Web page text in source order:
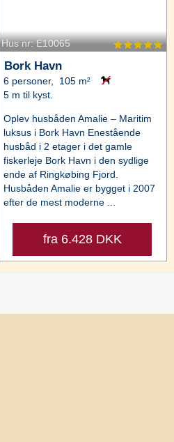
Hus nr: E10065
Bork Havn
6 personer, 105 m²
5 m til kyst.
Oplev husbåden Amalie – Maritim
luksus i Bork Havn Enestående
husbåd i 2 etager i det gamle
fiskerleje Bork Havn i den sydlige
ende af Ringkøbing Fjord.
Husbåden Amalie er bygget i 2007
efter de mest moderne ...
fra 6.428 DKK